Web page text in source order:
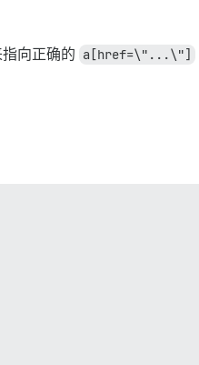
向正确的 a[href=\"...\"]